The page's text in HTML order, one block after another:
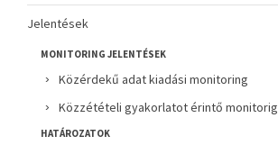
Jelentések
MONITORING JELENTÉSEK
Közérdekű adat kiadási monitoring
Közzétételi gyakorlatot érintő monitorig
HATÁROZATOK